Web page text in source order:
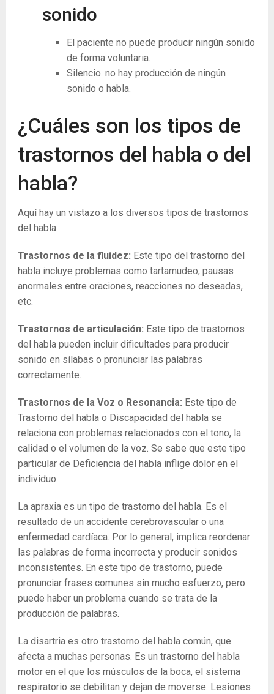
sonido
El paciente no puede producir ningún sonido
de forma voluntaria.
Silencio. no hay producción de ningún
sonido o habla.
¿Cuáles son los tipos de
trastornos del habla o del
habla?
Aquí hay un vistazo a los diversos tipos de trastornos
del habla:
Trastornos de la fluidez: Este tipo del trastorno del
habla incluye problemas como tartamudeo, pausas
anormales entre oraciones, reacciones no deseadas,
etc.
Trastornos de articulación: Este tipo de trastornos
del habla pueden incluir dificultades para producir
sonido en sílabas o pronunciar las palabras
correctamente.
Trastornos de la Voz o Resonancia: Este tipo de
Trastorno del habla o Discapacidad del habla se
relaciona con problemas relacionados con el tono, la
calidad o el volumen de la voz. Se sabe que este tipo
particular de Deficiencia del habla inflige dolor en el
individuo.
La apraxia es un tipo de trastorno del habla. Es el
resultado de un accidente cerebrovascular o una
enfermedad cardíaca. Por lo general, implica reordenar
las palabras de forma incorrecta y producir sonidos
inconsistentes. En este tipo de trastorno, puede
pronunciar frases comunes sin mucho esfuerzo, pero
puede haber un problema cuando se trata de la
producción de palabras.
La disartria es otro trastorno del habla común, que
afecta a muchas personas. Es un trastorno del habla
motor en el que los músculos de la boca, el sistema
respiratorio se debilitan y dejan de moverse. Lesiones